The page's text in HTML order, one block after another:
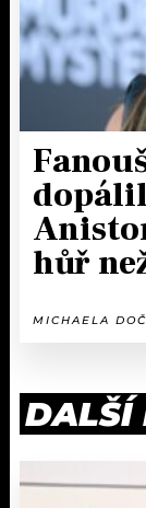
hůř
MICHAELA
DALŠÍ